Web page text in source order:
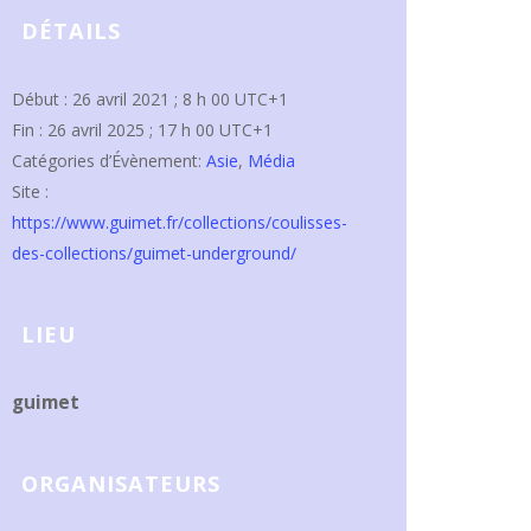
DÉTAILS
Début : 26 avril 2021 ; 8 h 00 UTC+1
Fin : 26 avril 2025 ; 17 h 00 UTC+1
Catégories d’Évènement: Asie, Média
Site :
https://www.guimet.fr/collections/coulisses-
des-collections/guimet-underground/
LIEU
guimet
ORGANISATEURS